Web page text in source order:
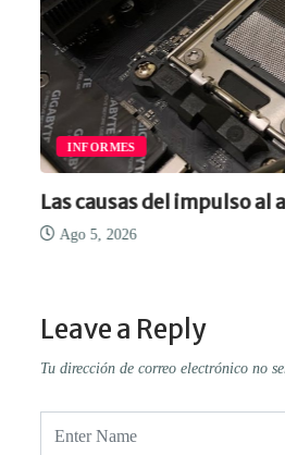
INFORMES
Las causas del impulso al
Ago 5, 2026
Leave a Reply
Tu dirección de correo electrónico no